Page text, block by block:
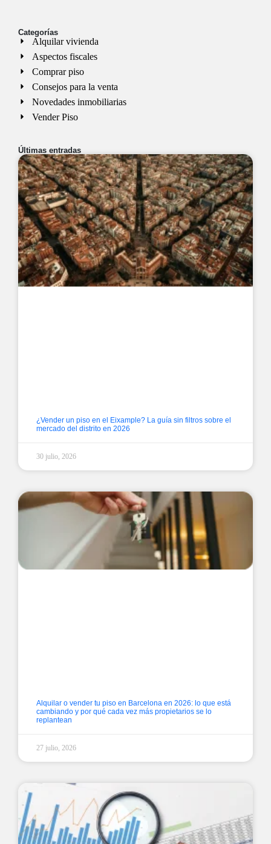
Categorías
Alquilar vivienda
Aspectos fiscales
Comprar piso
Consejos para la venta
Novedades inmobiliarias
Vender Piso
Últimas entradas
¿Vender un piso en el Eixample? La guía sin filtros sobre el
mercado del distrito en 2026
30 julio, 2026
Alquilar o vender tu piso en Barcelona en 2026: lo que está
cambiando y por qué cada vez más propietarios se lo
replantean
27 julio, 2026